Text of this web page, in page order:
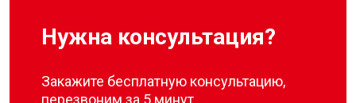
Нужна консультация?
Закажите бесплатную консультацию,
перезвоним за 5 минут